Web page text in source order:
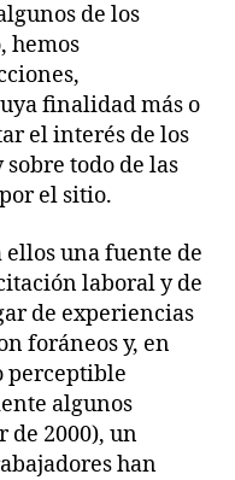
de los
hemos
finalidad más o
el interés de los
todo de las
el sitio.
una fuente de
laboral y de
de experiencias
foráneos y, en
perceptible
algunos
de 2000), un
han